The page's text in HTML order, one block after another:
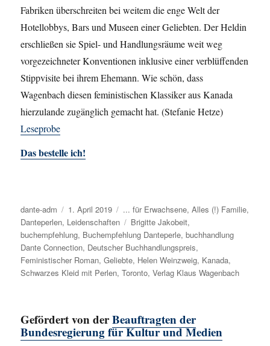
Fabriken überschreiten bei weitem die enge Welt der
Hotellobbys, Bars und Museen einer Geliebten. Der Heldin
erschließen sie Spiel- und Handlungsräume weit weg
vorgezeichneter Konventionen inklusive einer verblüffenden
Stippvisite bei ihrem Ehemann. Wie schön, dass
Wagenbach diesen feministischen Klassiker aus Kanada
hierzulande zugänglich gemacht hat. (Stefanie Hetze)
Leseprobe
Das bestelle ich!
Autor
dante-adm
Veröffentlicht
am
1. April 2019 Kategorien
... für Erwachsene,Alles (!) Familie,
Danteperlen, Leidenschaften Schlagwörter
Brigitte Jakobeit,
buchempfehlung, Buchempfehlung Danteperle,buchhandlung
Dante Connection, Deutscher Buchhandlungspreis,
Feministischer Roman,Geliebte, Helen Weinzweig, Kanada,
Schwarzes Kleid mit Perlen,Toronto,Verlag Klaus Wagenbach
Gefördert von derBeauftragten der
Bundesregierung für Kultur und Medien